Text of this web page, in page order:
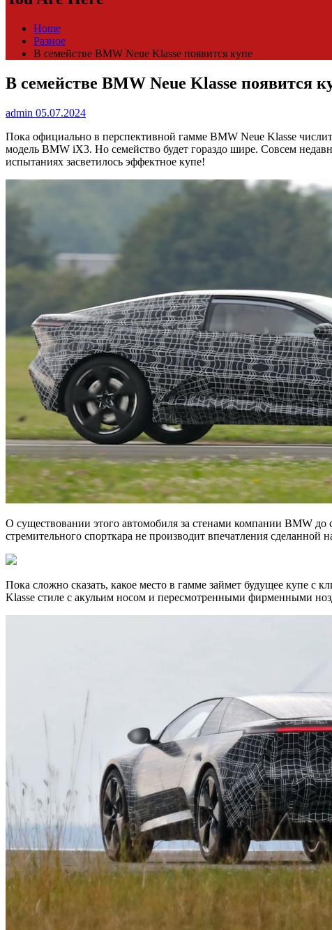
Home
Разное
В семействе BMW Neue Klasse появится купе
В семействе BMW Neue Klasse появится
admin 05.07.2024
Пока официально в перспективной гамме BMW Neue Klasse
модель BMW iX3. Но семейство будет гораздо шире. Совсем
испытаниях засветилось эффектное купе!
О существовании этого автомобиля за стенами компании BMW
стремительного спорткара не производит впечатления
Пока сложно сказать, какое место в гамме займет будущее купе
Klasse стиле с акульим носом и пересмотренными фирменными